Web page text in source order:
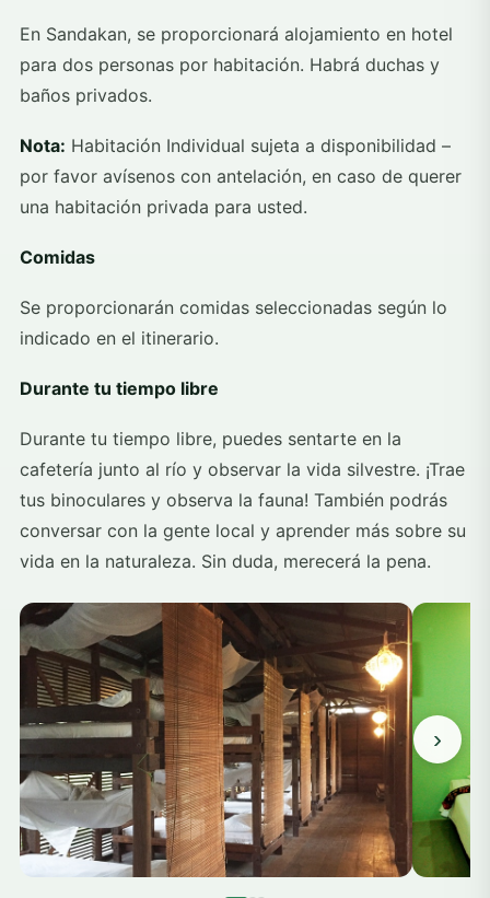
En Sandakan, se proporcionará alojamiento en hotel
para dos personas por habitación. Habrá duchas y
baños privados.
Nota: Habitación Individual sujeta a disponibilidad –
por favor avísenos con antelación, en caso de querer
una habitación privada para usted.
Comidas
Se proporcionarán comidas seleccionadas según lo
indicado en el itinerario.
Durante tu tiempo libre
Durante tu tiempo libre, puedes sentarte en la
cafetería junto al río y observar la vida silvestre. ¡Trae
tus binoculares y observa la fauna! También podrás
conversar con la gente local y aprender más sobre su
vida en la naturaleza. Sin duda, merecerá la pena.
›